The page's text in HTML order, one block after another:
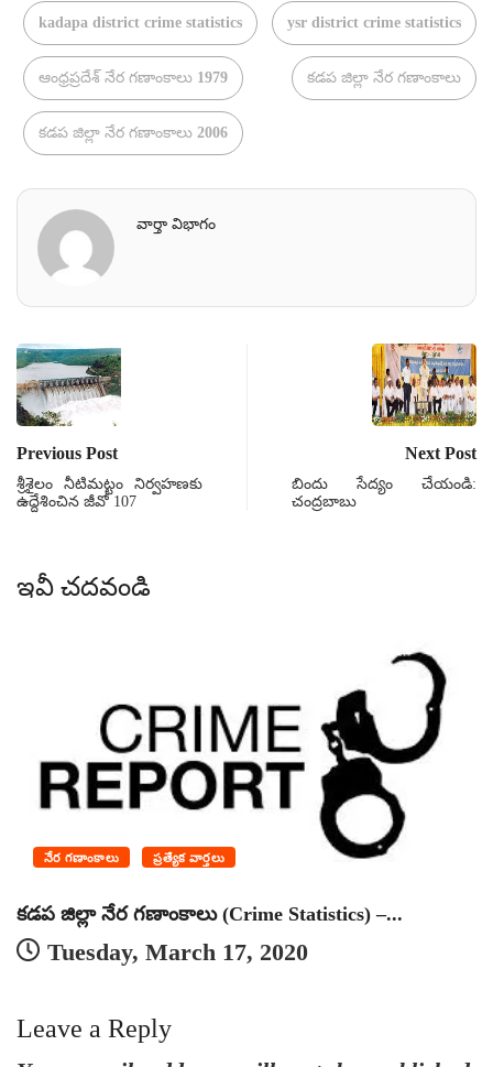
kadapa district crime statistics ysr district crime statistics
ఆంధ్రప్రదేశ్ నేర గణాంకాలు 1979 కడప జిల్లా నేర గణాంకాలు
కడప జిల్లా నేర గణాంకాలు 2006
వార్తా విభాగం
Previous Post
శ్రీశైలం నీటిమట్టం నిర్వహణకు
ఉద్దేశించిన జీవో 107
Next Post
బిందు సేద్యం చేయండి:
చంద్రబాబు
ఇవీ చదవండి
నేర గణాంకాలు ప్రత్యేక వార్తలు
కడప జిల్లా నేర గణాంకాలు (Crime Statistics) –...
Tuesday, March 17, 2020
Leave a Reply